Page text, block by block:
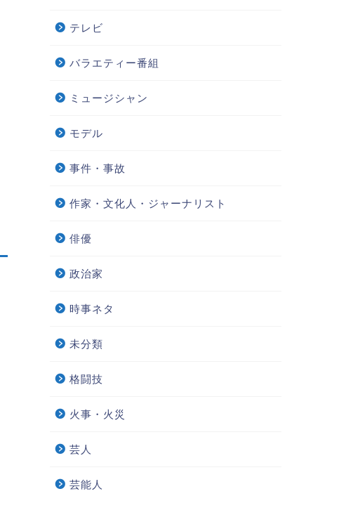
テレビ
バラエティー番組
ミュージシャン
モデル
事件・事故
作家・文化人・ジャーナリスト
俳優
政治家
時事ネタ
未分類
格闘技
火事・火災
芸人
芸能人